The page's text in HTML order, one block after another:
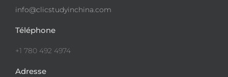
info@clicstudyinchina.com
Téléphone
+1 780 492 4974
Adresse